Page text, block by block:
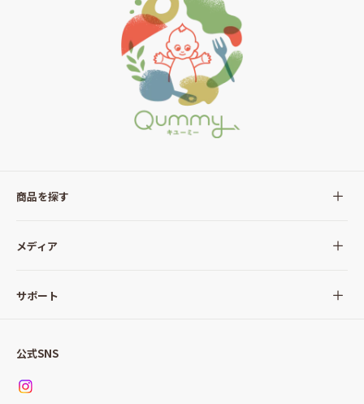
商品を探す
全ての商品
サラダ
調味料
メディア
Qummy(キユーミー)について
サポート
お問い合わせ
公式SNS